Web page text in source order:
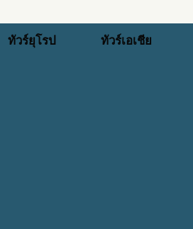
ทัวร์ยุโรป ทัวร์เอเชีย